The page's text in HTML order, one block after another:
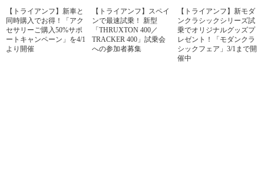
【トライアンフ】新車と
同時購入でお得！「アク
セサリーご購入50%サポ
ートキャンペーン」を4/1
より開催
【トライアンフ】スペイ
ンで最速試乗！ 新型
「THRUXTON 400／
TRACKER 400」試乗会
への参加者募集
【トライアンフ】新モダ
ンクラシックシリーズ試
乗でオリジナルグッズプ
レゼント！「モダンクラ
シックフェア」3/1まで開
催中